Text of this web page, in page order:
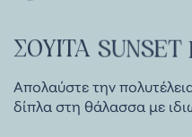
ΣΟΥΊΤΑ SUNSET
Απολαύστε την
δίπλα στη θάλασσα με